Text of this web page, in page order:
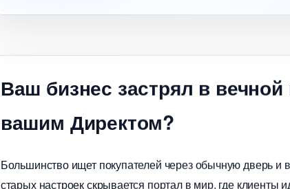
аш бизнес застрял в вечной
ашим Директом?
Большинство ищет покупателей через обычную дверь и
старых настроек скрывается портал в мир, где клиенты